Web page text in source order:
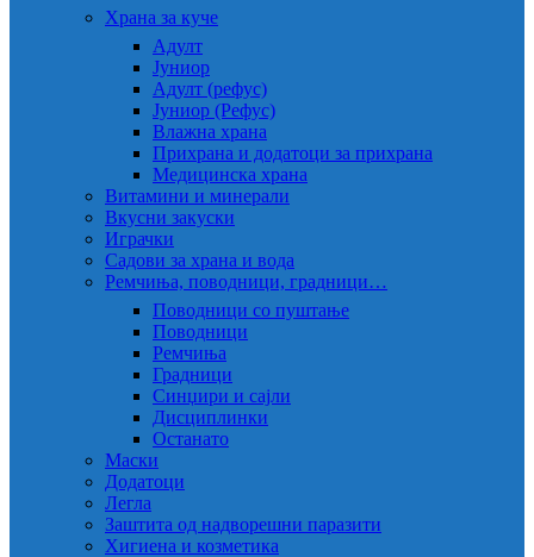
Храна за куче
Адулт
Јуниор
Адулт (рефус)
Јуниор (Рефус)
Влажна храна
Прихрана и додатоци за прихрана
Медицинска храна
Витамини и минерали
Вкусни закуски
Играчки
Садови за храна и вода
Ремчиња, поводници, градници…
Поводници со пуштање
Поводници
Ремчиња
Градници
Синџири и сајли
Дисциплинки
Останато
Маски
Додатоци
Легла
Заштита од надворешни паразити
Хигиена и козметика